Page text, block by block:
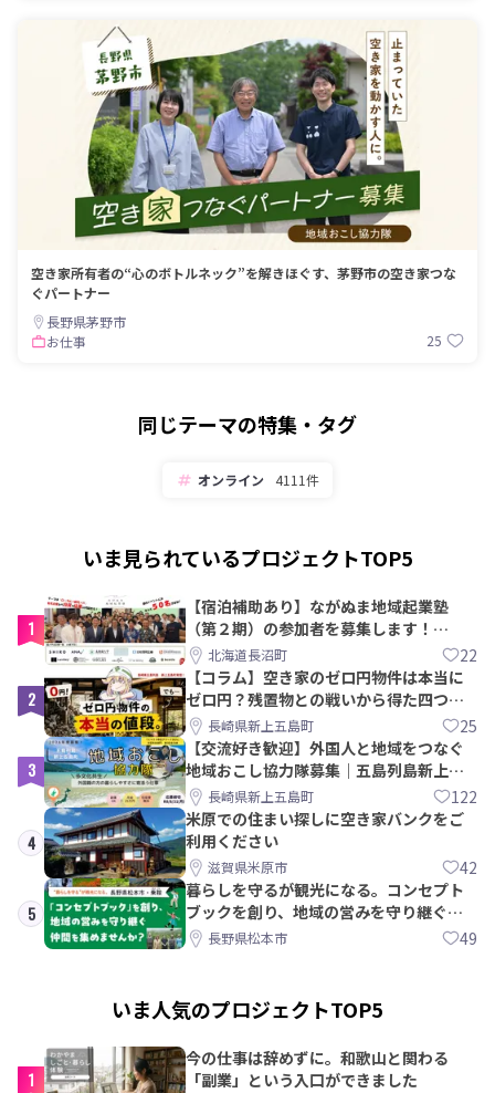
空き家所有者の“心のボトルネック”を解きほぐす、茅野市の空き家つな
ぐパートナー
長野県茅野市
お仕事
25
同じテーマの特集・タグ
オンライン 4111件
いま見られているプロジェクトTOP5
1
【宿泊補助あり】ながぬま地域起業塾
（第２期）の参加者を募集します！
【8/21〆】
北海道長沼町 22
2
【コラム】空き家のゼロ円物件は本当に
ゼロ円？残置物との戦いから得た四つの
教訓｜新上五島町
長崎県新上五島町 25
3
【交流好き歓迎】外国人と地域をつなぐ
地域おこし協力隊募集｜五島列島新上五
島町長崎県新上五島町 122
4
米原での住まい探しに空き家バンクをご
利用ください
滋賀県米原市 42
5
暮らしを守るが観光になる。コンセプト
ブックを創り、地域の営みを守り継ぐ仲
間を集めませんか？
長野県松本市 49
いま人気のプロジェクトTOP5
1
今の仕事は辞めずに。和歌山と関わる
「副業」という入口ができました